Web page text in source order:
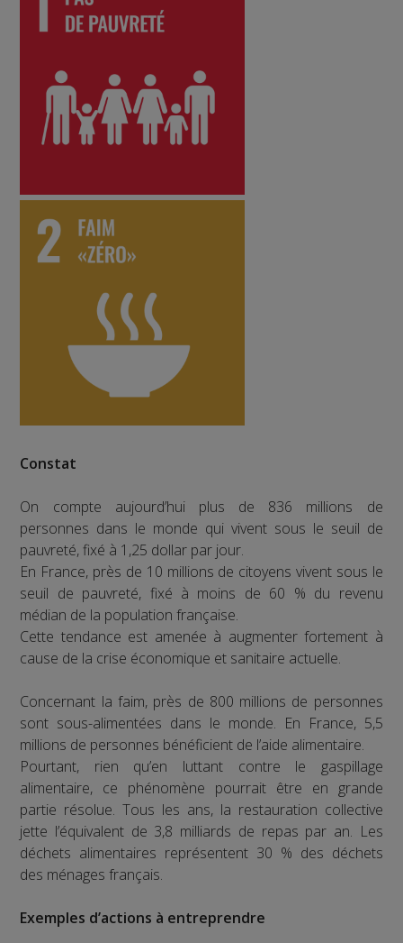
Constat
On compte aujourd’hui plus de 836 millions de
personnes dans le monde qui vivent sous le seuil de
pauvreté, fixé à 1,25 dollar par jour.
En France, près de 10 millions de citoyens vivent sous le
seuil de pauvreté, fixé à moins de 60 % du revenu
médian de la population française.
Cette tendance est amenée à augmenter fortement à
cause de la crise économique et sanitaire actuelle.
Concernant la faim, près de 800 millions de personnes
sont sous-alimentées dans le monde. En France, 5,5
millions de personnes bénéficient de l’aide alimentaire.
Pourtant, rien qu’en luttant contre le gaspillage
alimentaire, ce phénomène pourrait être en grande
partie résolue. Tous les ans, la restauration collective
jette l’équivalent de 3,8 milliards de repas par an. Les
déchets alimentaires représentent 30 % des déchets
des ménages français.
Exemples d’actions à entreprendre